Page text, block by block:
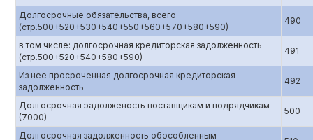
Долгосрочные обязательства, всего
(стр.500+520+530+540+550+560+570+580+590)
490
в том числе: долгосрочная кредиторская задолженность
(стр.500+520+540+580+590)
491
Из нее просроченная долгосрочная кредиторская
задолженность
492
Долгосрочная эадолженость поставщикам и подрядчикам
(7000)
500
Долгосрочная задолженность обособленным